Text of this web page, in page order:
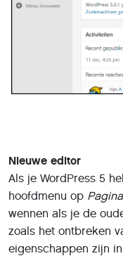
Nieuwe editor
Als je WordPress 5
hoofdmenu op
wennen als je de
zoals het ontbreken
eigenschappen zijn